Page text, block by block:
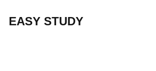
EASY STUDY